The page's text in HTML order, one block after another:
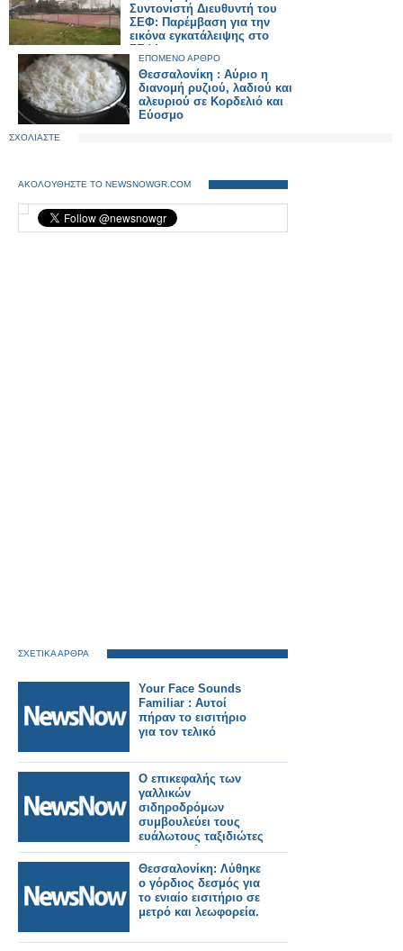
Συντονιστή Διευθυντή του
ΣΕΦ: Παρέμβαση για την
εικόνα εγκατάλειψης στο
ΣΕΦ!
ΕΠΟΜΕΝΟ ΑΡΘΡΟ
Θεσσαλονίκη : Αύριο η
διανομή ρυζιού, λαδιού και
αλευριού σε Κορδελιό και
Εύοσμο
ΣΧΟΛΙΑΣΤΕ
ΑΚΟΛΟΥΘΗΣΤΕ ΤΟ NEWSNOWGR.COM
ΣΧΕΤΙΚΑ ΑΡΘΡΑ
Your Face Sounds
Familiar : Αυτοί
πήραν το εισιτήριο
για τον τελικό
Ο επικεφαλής των
γαλλικών
σιδηροδρόμων
συμβουλεύει τους
ευάλωτους ταξιδιώτες
να αποφεύγουν τα
τρένα κατά τη
διάρκεια του
καύσωνα.
Θεσσαλονίκη: Λύθηκε
ο γόρδιος δεσμός για
το ενιαίο εισιτήριο σε
μετρό και λεωφορεία.